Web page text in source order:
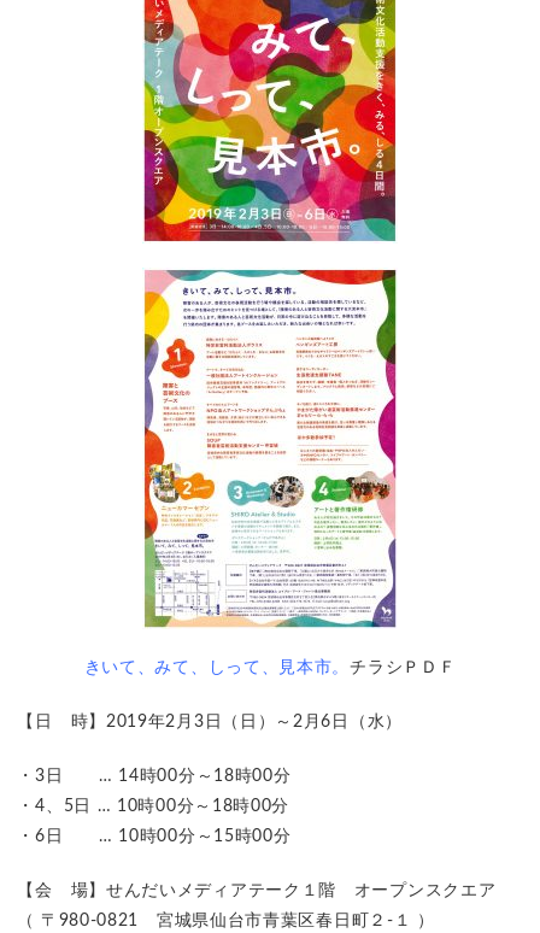
きいて、みて、しって、見本市。チラシＰＤＦ
【日 時】2019年2月3日（日）～2月6日（水）
・3日 … 14時00分～18時00分
・4、5日 … 10時00分～18時00分
・6日 … 10時00分～15時00分
【会 場】せんだいメディアテーク１階 オープンスクエア
（ 〒980-0821 宮城県仙台市青葉区春日町２-１ ）